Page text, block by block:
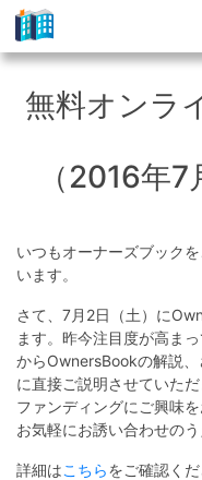
ク
ラ
ウ
ァ
ン
デ
ィ
ン
グ
で
無料オンラ
（2016年7
いつもオーナーズブック
います。
さて、7月2日（土）に
ます。昨今注目度が高ま
からOwnersBookの解説
に直接ご説明させていた
ファンディングにご興味
お気軽にお誘い合わせのう
詳細はこちらをご確認くだ